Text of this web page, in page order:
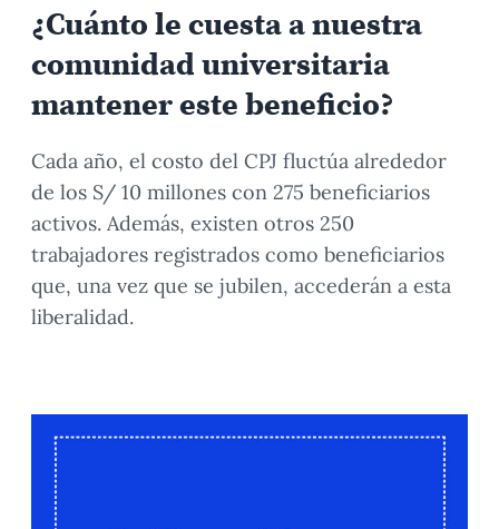
¿Cuánto le cuesta a nuestra
comunidad universitaria
mantener este beneficio?
Cada año, el costo del CPJ fluctúa alrededor
de los S/ 10 millones con 275 beneficiarios
activos. Además, existen otros 250
trabajadores registrados como beneficiarios
que, una vez que se jubilen, accederán a esta
liberalidad.